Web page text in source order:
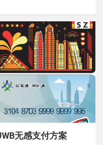
无感支付方案